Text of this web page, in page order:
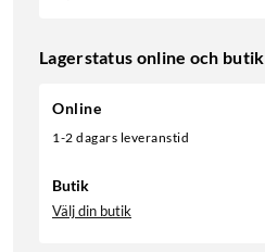
Lagerstatus online och butik
Online
1-2 dagars leveranstid
Butik
Välj din butik